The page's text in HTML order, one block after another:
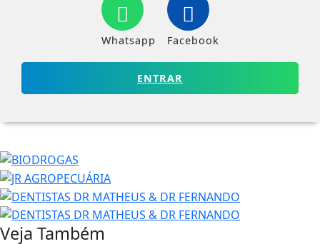
Whatsapp Facebook
ENTRAR
Veja Também